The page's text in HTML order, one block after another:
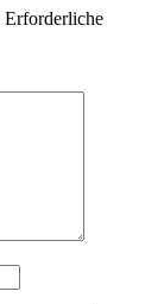
Erforderliche